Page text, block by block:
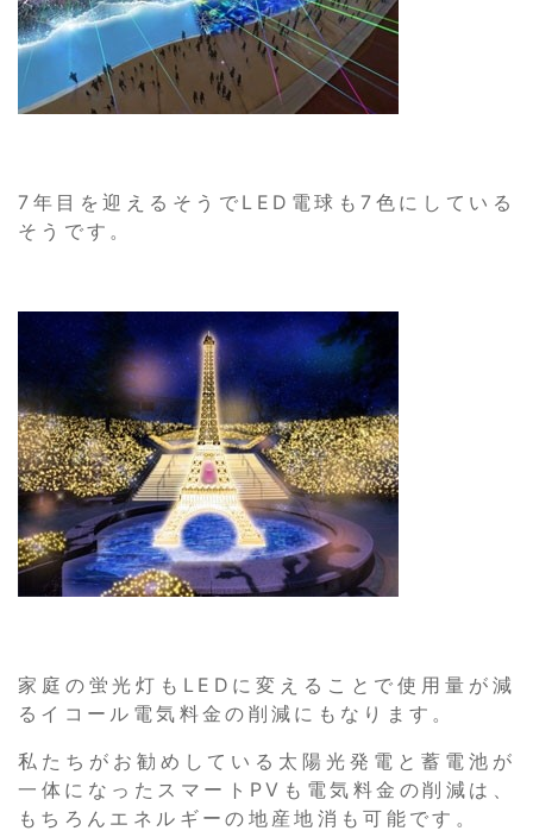
7年目を迎えるそうでLED電球も7色にしている
そうです。
家庭の蛍光灯もLEDに変えることで使用量が減
るイコール電気料金の削減にもなります。
私たちがお勧めしている太陽光発電と蓄電池が
一体になったスマートPVも電気料金の削減は、
もちろんエネルギーの地産地消も可能です。